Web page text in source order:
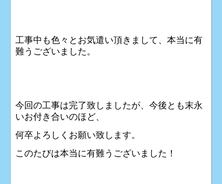
工事中も色々とお気遣い頂きまして、本当に有
難うございました。
今回の工事は完了致しましたが、今後とも末永
いお付き合いのほど、
何卒よろしくお願い致します。
このたびは本当に有難うございました！